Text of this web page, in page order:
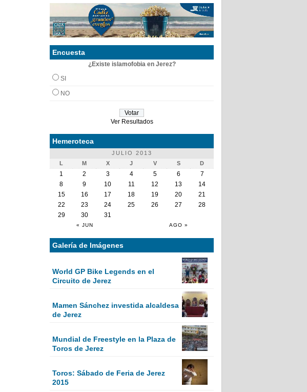
Encuesta
¿Existe islamofobia en Jerez?
SI
NO
Ver Resultados
Hemeroteca
JULIO 2013
L
M X J V S D
« JUN AGO »
1 2 3 4 5 6
7
8
9 10 11 12 13
14
15
16 17 18 19 20
21
22
23 24 25 26 27
28
29
30 31
Galería de Imágenes
World GP Bike Legends en el
Circuito de Jerez
Mamen Sánchez investida alcaldesa
de Jerez
Mundial de Freestyle en la Plaza de
Toros de Jerez
Toros: Sábado de Feria de Jerez
2015